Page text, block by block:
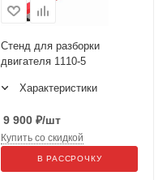
Стенд для разборки
двигателя 1110-5
Характеристики
9 900 ₽/шт
Купить со скидкой
В РАССРОЧКУ